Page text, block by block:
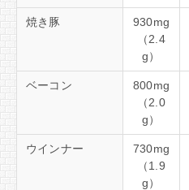
焼き豚
930mg
（2.4
g）
ベーコン
800mg
（2.0
g）
ウインナー
730mg
（1.9
g）